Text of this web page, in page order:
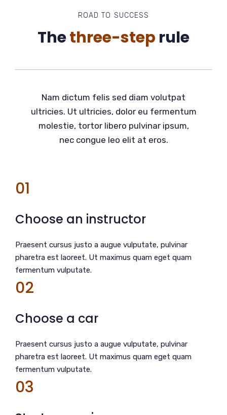
ROAD TO SUCCESS
Thethree-step rule
Nam dictum felis sed diam volutpat
ultricies. Ut ultricies, dolor eu fermentum
molestie, tortor libero pulvinar ipsum,
nec congue leo elit at eros.
01
Choose an instructor
Praesent cursus justo a augue vulputate, pulvinar
pharetra est laoreet. Ut maximus quam eget quam
fermentum vulputate.
02
Choose a car
Praesent cursus justo a augue vulputate, pulvinar
pharetra est laoreet. Ut maximus quam eget quam
fermentum vulputate.
03